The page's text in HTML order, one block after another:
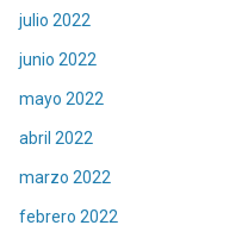
julio 2022
junio 2022
mayo 2022
abril 2022
marzo 2022
febrero 2022